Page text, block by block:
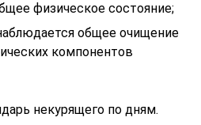
физическое состояние;
общее очищение
компонентов
некурящего по дням.